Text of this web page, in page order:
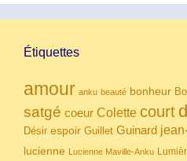
Étiquettes
amour anku beauté bonheur
satgé coeur Colette court
Désir espoir Guillet Guinard
lucienne Lucienne Maville-Anku